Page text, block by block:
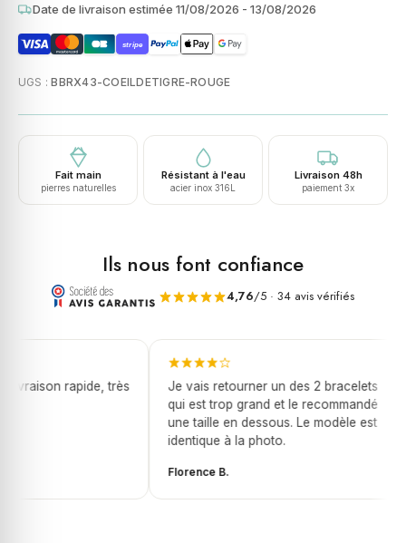
Bracelet
perles
8mm
acier
naturelles
perles
de
Date de livraison estimée 11/08/2026 - 13/08/2026
stripe
UGS :BBRX43-COEILDETIGRE-ROUGE
Fait main
pierres naturelles
Résistant à l'eau
acier inox 316L
Livraison 48h
paiement 3x
Ils nous font confiance
4,76/5 · 34 avis vérifiés
rapide, très
Je vais retourner un des 2 bracelets
qui est trop grand et le recommandé
une taille en dessous. Le modèle est
identique à la photo.
Florence B.